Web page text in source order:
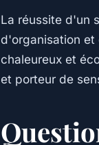
La réussite d'un
d'organisation et
chaleureux et
et porteur de